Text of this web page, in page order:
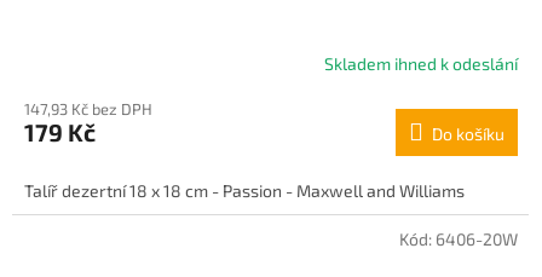
Skladem ihned k odeslání
147,93 Kč bez DPH
179 Kč Do košíku
Talíř dezertní 18 x 18 cm - Passion - Maxwell and Williams
Kód: 6406-20W